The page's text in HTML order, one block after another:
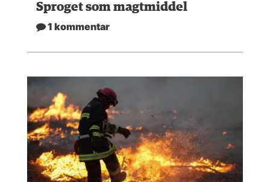
Sproget som magtmiddel
1 kommentar